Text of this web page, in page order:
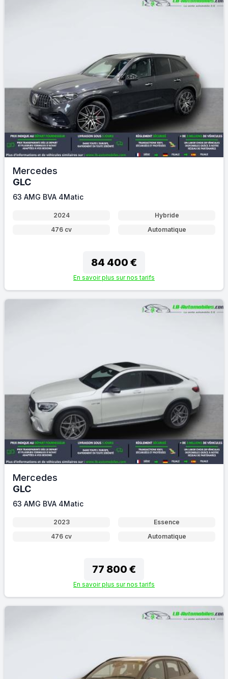
Mercedes
GLC
63 AMG BVA 4Matic
2024
Hybride
476 cv
Automatique
84 400 €
En savoir plus sur nos tarifs
Mercedes
GLC
63 AMG BVA 4Matic
2023
Essence
476 cv
Automatique
77 800 €
En savoir plus sur nos tarifs